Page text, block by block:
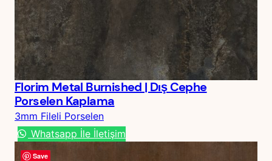
Florim Metal Burnished | Dış Cephe
Porselen Kaplama
3mm Fileli Porselen
Whatsapp İle İletişim
Save